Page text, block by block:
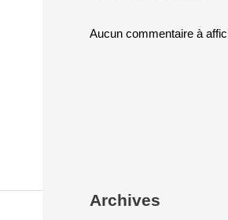
Aucun commentaire à
Archives